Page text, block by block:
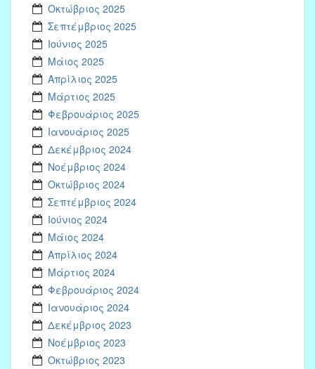
Οκτώβριος 2025
Σεπτέμβριος 2025
Ιούνιος 2025
Μάιος 2025
Απρίλιος 2025
Μάρτιος 2025
Φεβρουάριος 2025
Ιανουάριος 2025
Δεκέμβριος 2024
Νοέμβριος 2024
Οκτώβριος 2024
Σεπτέμβριος 2024
Ιούνιος 2024
Μάιος 2024
Απρίλιος 2024
Μάρτιος 2024
Φεβρουάριος 2024
Ιανουάριος 2024
Δεκέμβριος 2023
Νοέμβριος 2023
Οκτώβριος 2023